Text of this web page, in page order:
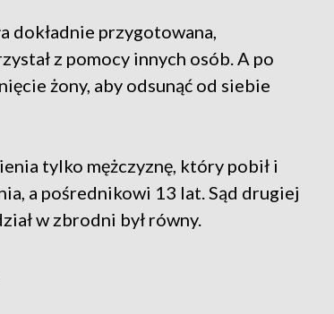
dokładnie przygotowana,
z pomocy innych osób. A po
żony, aby odsunąć od siebie
tylko mężczyznę, który pobił i
a pośrednikowi 13 lat. Sąd drugiej
w zbrodni był równy.